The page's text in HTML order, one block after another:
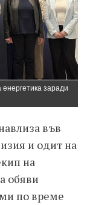
заради
във
и одит на
на
обяви
по време